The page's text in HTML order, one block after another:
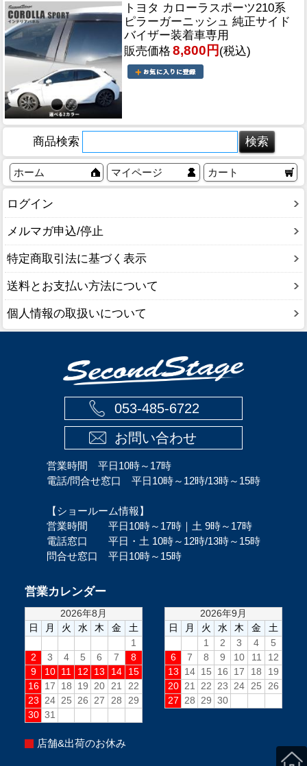
トヨタ カローラスポーツ210系
ピラーガーニッシュ 純正サイド
バイザー装着車専用
販売価格 8,800円 (税込)
商品検索
ホーム マイページ カート
ログイン
メルマガ申込/停止
特定商取引法に基づく表示
送料とお支払い方法について
個人情報の取扱いについて
053-485-6722
お問い合わせ
営業時間 平日10時～17時
電話/問合せ窓口 平日10時～12時/13時～15時
【ショールーム情報】
営業時間 平日10時～17時｜土 9時～17時
電話窓口 平日・土 10時～12時/13時～15時
問合せ窓口 平日10時～15時
営業カレンダー
店舗&出荷のお休み